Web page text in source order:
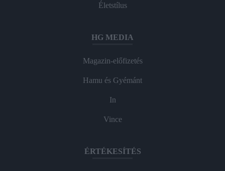
Életstílus
HG MEDIA
Magazin-előfizetés
Hamu és Gyémánt
In
Vince
ÉRTÉKESÍTÉS